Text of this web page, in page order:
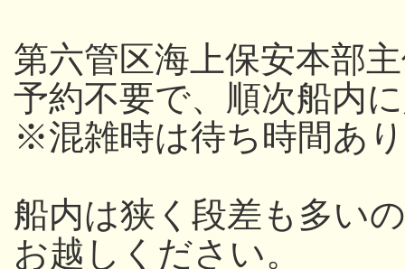
第六管区海上保安本部
予約不要で、順次船内
※混雑時は待ち時間あり
船内は狭く段差も多い
お越しください。